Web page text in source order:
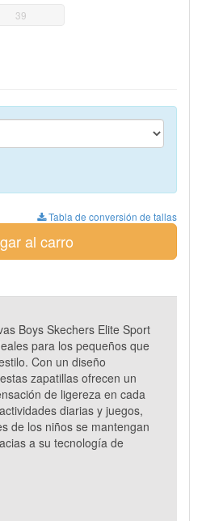
39
Tabla de conversión de tallas
al carro
Boys Skechers Elite Sport
para los pequeños que
Con un diseño
zapatillas ofrecen un
de ligereza en cada
diarias y juegos,
de los niños se mantengan
a su tecnología de